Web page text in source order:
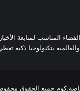
المناسب لمتابعة
بتكنولوجيا ذكية
جميع الحقوق